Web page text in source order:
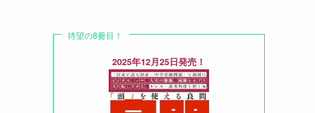
待望の8冊目！
2025年12月25日発売！